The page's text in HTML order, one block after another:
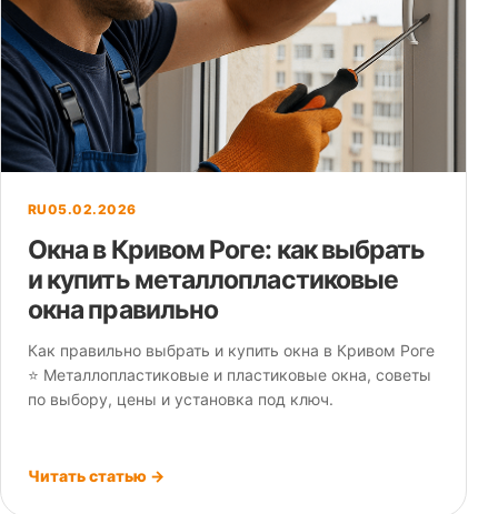
RU05.02.2026
Окна в Кривом Роге: как выбрать
и купить металлопластиковые
окна правильно
Как правильно выбрать и купить окна в Кривом Роге
⭐ Металлопластиковые и пластиковые окна, советы
по выбору, цены и установка под ключ.
Читать статью →